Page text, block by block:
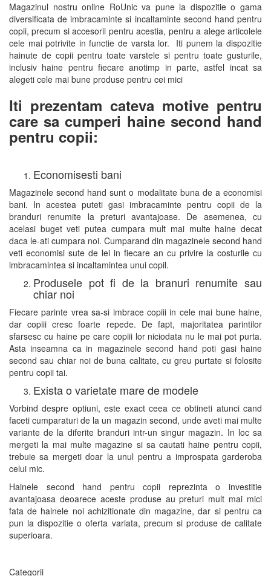
Magazinul nostru online RoUnic va pune la dispozitie o gama
diversificata de imbracaminte si incaltaminte second hand pentru
copii, precum si accesorii pentru acestia, pentru a alege articolele
cele mai potrivite in functie de varsta lor. Iti punem la dispozitie
hainute de copii pentru toate varstele si pentru toate gusturile,
inclusiv haine pentru fiecare anotimp in parte, astfel incat sa
alegeti cele mai bune produse pentru cei mici
Iti prezentam cateva motive pentru
care sa cumperi haine second hand
pentru copii:
Economisesti bani
Magazinele second hand sunt o modalitate buna de a economisi
bani. In acestea puteti gasi imbracaminte pentru copii de la
branduri renumite la preturi avantajoase. De asemenea, cu
acelasi buget veti putea cumpara mult mai multe haine decat
daca le-ati cumpara noi. Cumparand din magazinele second hand
veti economisi sute de lei in fiecare an cu privire la costurile cu
imbracamintea si incaltamintea unui copil.
Produsele pot fi de la branuri renumite sau
chiar noi
Fiecare parinte vrea sa-si imbrace copiii in cele mai bune haine,
dar copiii cresc foarte repede. De fapt, majoritatea parintilor
sfarsesc cu haine pe care copiii lor niciodata nu le mai pot purta.
Asta inseamna ca in magazinele second hand poti gasi haine
second sau chiar noi de buna calitate, cu greu purtate si folosite
pentru copii tai.
Exista o varietate mare de modele
Vorbind despre optiuni, este exact ceea ce obtineti atunci cand
faceti cumparaturi de la un magazin second, unde aveti mai multe
variante de la diferite branduri intr-un singur magazin. In loc sa
mergeti la mai multe magazine si sa cautati haine pentru copii,
trebuie sa mergeti doar la unul pentru a improspata garderoba
celui mic.
Hainele second hand pentru copii reprezinta o investitie
avantajoasa deoarece aceste produse au preturi mult mai mici
fata de hainele noi achizitionate din magazine, dar si pentru ca
pun la dispozitie o oferta variata, precum si produse de calitate
superioara.
Categorii